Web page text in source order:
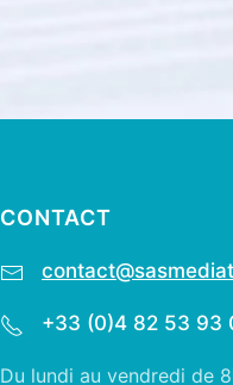
CONTACT
+33 (0)4 82 53 93
Du lundi au vendredi de